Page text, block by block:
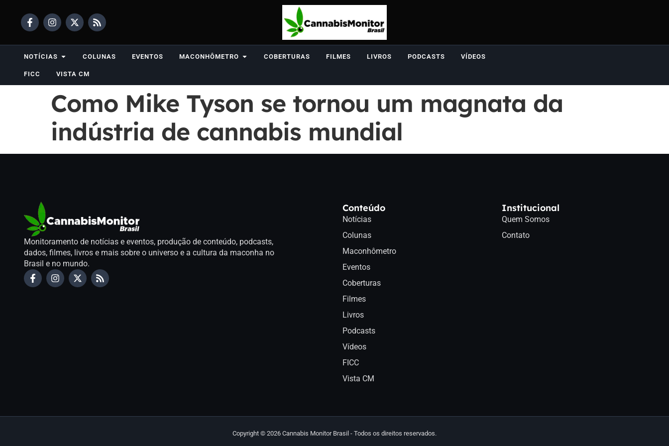
NOTÍCIAS COLUNAS EVENTOS MACONHÔMETRO COBERTURAS FILMES LIVROS PODCASTS VÍDEOS
FICC VISTA CM
Como Mike Tyson se tornou um magnata da
indústria de cannabis mundial
Monitoramento de notícias e eventos, produção de conteúdo, podcasts,
dados, filmes, livros e mais sobre o universo e a cultura da maconha no
Brasil e no mundo.
Conteúdo
Notícias
Colunas
Maconhômetro
Eventos
Coberturas
Filmes
Livros
Podcasts
Vídeos
FICC
Vista CM
Institucional
Quem Somos
Contato
Copyright © 2026 Cannabis Monitor Brasil - Todos os direitos reservados.